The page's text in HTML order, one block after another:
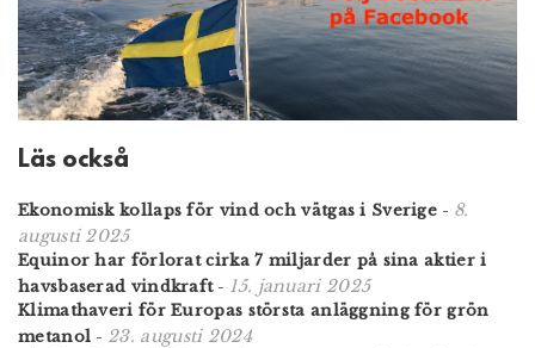
Läs också
Ekonomisk kollaps för vind och vätgas i Sverige - 8.
augusti 2025
Equinor har förlorat cirka 7 miljarder på sina aktier i
havsbaserad vindkraft- 15. januari 2025
Klimathaveri för Europas största anläggning för grön
metanol - 23. augusti 2024